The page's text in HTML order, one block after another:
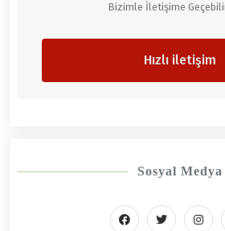
Bizimle İletişime
Hızlı iletişim
Sosyal Medya